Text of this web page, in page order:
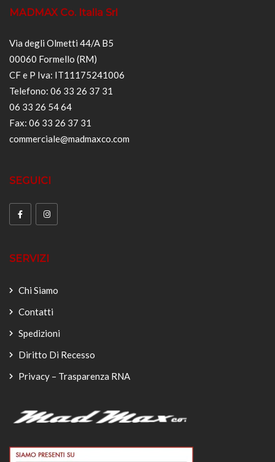
MADMAX Co. Italia Srl
Via degli Olmetti 44/A B5
00060 Formello (RM)
CF e P Iva: IT11175241006
Telefono: 06 33 26 37 31
06 33 26 54 64
Fax: 06 33 26 37 31
commerciale@madmaxco.com
SEGUICI
SERVIZI
Chi Siamo
Contatti
Spedizioni
Diritto Di Recesso
Privacy – Trasparenza RNA